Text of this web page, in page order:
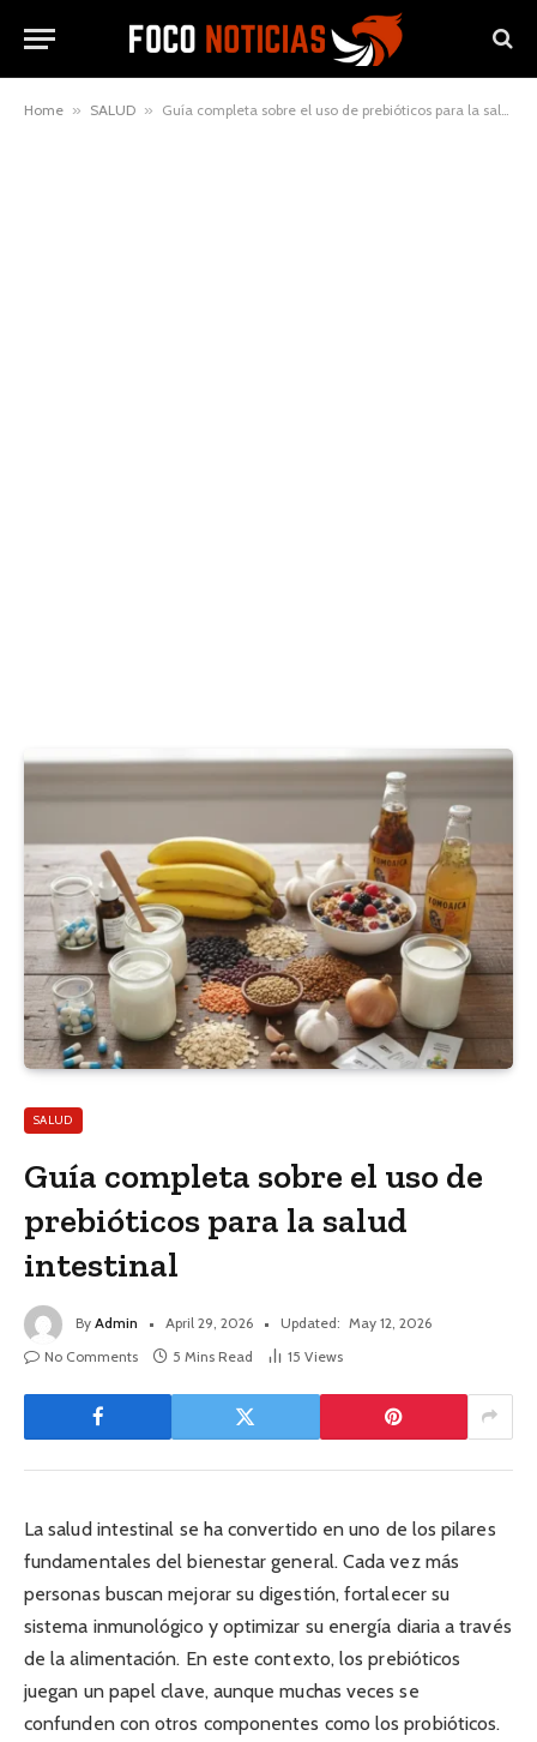
Home » SALUD » Guía completa sobre el uso de prebióticos para la salud intestinal
SALUD
Guía completa sobre el uso de
prebióticos para la salud
intestinal
By Admin April 29, 2026 Updated: May 12, 2026
No Comments
5 Mins Read 15 Views
La salud intestinal se ha convertido en uno de los pilares
fundamentales del bienestar general. Cada vez más
personas buscan mejorar su digestión, fortalecer su
sistema inmunológico y optimizar su energía diaria a través
de la alimentación. En este contexto, los prebióticos
juegan un papel clave, aunque muchas veces se
confunden con otros componentes como los probióticos.